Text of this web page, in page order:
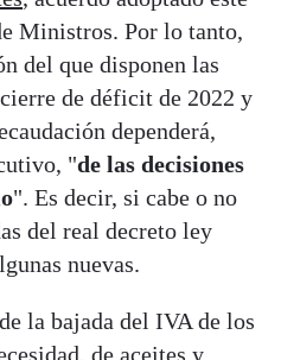
Ministros. Por lo tanto,
del que disponen las
de déficit de 2022 y
dependerá,
"de las decisiones
". Es decir, si cabe o no
del real decreto ley
nuevas.
la bajada del IVA de los
de aceites y